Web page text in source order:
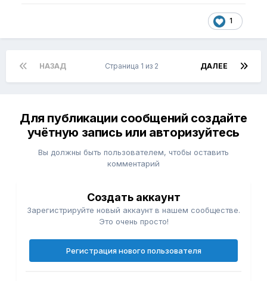
1
НАЗАД ДАЛЕЕ
Страница 1 из 2
Для публикации сообщений создайте
учётную запись или авторизуйтесь
Вы должны быть пользователем, чтобы оставить
комментарий
Создать аккаунт
Зарегистрируйте новый аккаунт в нашем сообществе.
Это очень просто!
Регистрация нового пользователя